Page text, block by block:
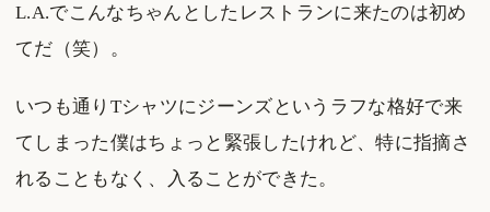
L.A.でこんなちゃんとしたレストランに来たのは初め
てだ（笑）。
いつも通りTシャツにジーンズというラフな格好で来
てしまった僕はちょっと緊張したけれど、特に指摘さ
れることもなく、入ることができた。